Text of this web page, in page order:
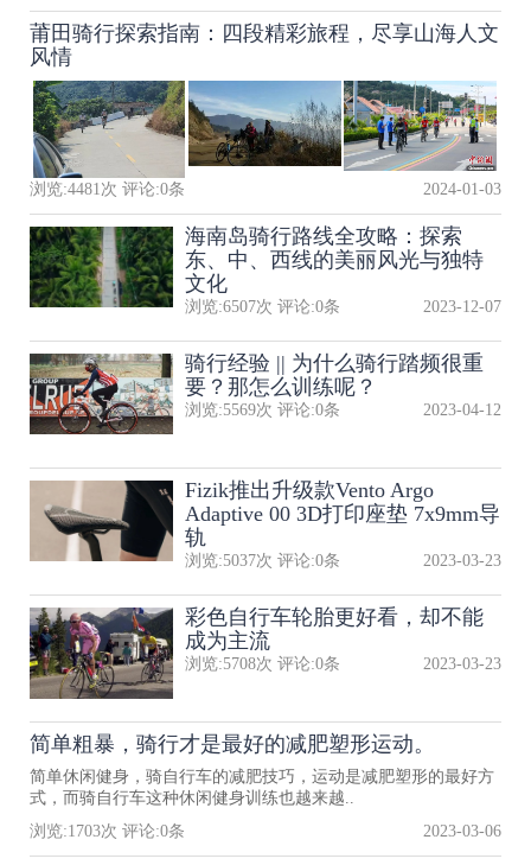
莆田骑行探索指南：四段精彩旅程，尽享山海人文
风情
浏览:4481次 评论:0条 2024-01-03
海南岛骑行路线全攻略：探索
东、中、西线的美丽风光与独特
文化
浏览:6507次 评论:0条 2023-12-07
骑行经验 || 为什么骑行踏频很重
要？那怎么训练呢？
浏览:5569次 评论:0条 2023-04-12
Fizik推出升级款Vento Argo
Adaptive 00 3D打印座垫 7x9mm导
轨
浏览:5037次 评论:0条 2023-03-23
彩色自行车轮胎更好看，却不能
成为主流
浏览:5708次 评论:0条 2023-03-23
简单粗暴，骑行才是最好的减肥塑形运动。
简单休闲健身，骑自行车的减肥技巧，运动是减肥塑形的最好方
式，而骑自行车这种休闲健身训练也越来越..
浏览:1703次 评论:0条 2023-03-06